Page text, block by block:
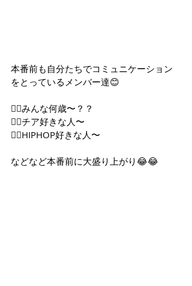
本番前も自分たちでコミュニケーション
をとっているメンバー達😊
💁‍♀️みんな何歳〜？？
🙋‍♀️チア好きな人〜
🙋‍♀️HIPHOP好きな人〜
などなど本番前に大盛り上がり😂😂